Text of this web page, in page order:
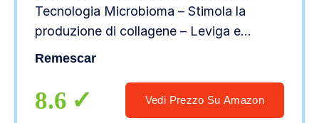
Tecnologia Microbioma – Stimola la
produzione di collagene – Leviga e
tonifica la pelle – Combatte le rughe –
Remescar
8.6 Vedi Prezzo Su Amazon